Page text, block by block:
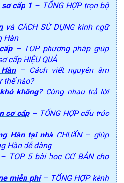
cấp 1 – TỔNG HỢP trọn bộ
và CÁCH SỬ DỤNG kính ngữ
Hàn
– TOP phương pháp giúp
cấp HIỆU QUẢ
– Cách viết nguyên âm
thế nào?
không? Cùng nhau trả lời
sơ cấp– TỔNG HỢP cấu trúc
Hàn tại nhàCHUẨN – giúp
Hàn dễ dàng
TOP 5 bài học CƠ BẢN cho
miễn phí– TỔNG HỢP kênh